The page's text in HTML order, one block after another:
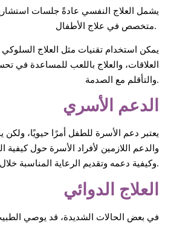
يشمل العلاج النفسي عادةً جلسات
متخصص في علاج الأطفال.
يمكن استخدام تقنيات مثل العلاج
العلاقات، والعلاج باللعب للمساعدة في
والتأقلم مع الصدمة.
الدعم الأسري
يعتبر دعم الأسرة للطفل أمرًا حيويًا،
والدعم اللازمين لأفراد الأسرة حول كيفية
وكيفية دعمه وتقديم الرعاية المناسبة خلال فترة التعافي.
العلاج الدوائي
في بعض الحالات الشديدة، قد يوصي